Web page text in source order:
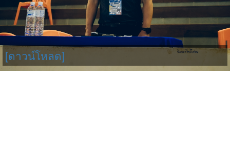
[ดาวน์โหลด]